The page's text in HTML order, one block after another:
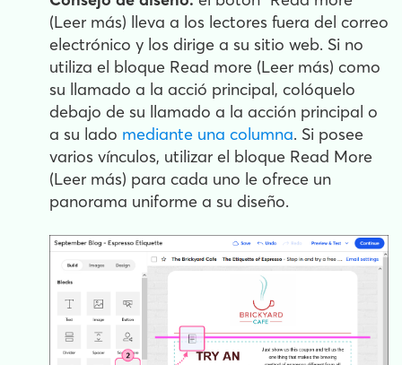
(Leer más) lleva a los lectores fuera del correo
electrónico y los dirige a su sitio web. Si no
utiliza el bloque Read more (Leer más) como
su llamado a la acció principal, colóquelo
debajo de su llamado a la acción principal o
a su lado mediante una columna. Si posee
varios vínculos, utilizar el bloque Read More
(Leer más) para cada uno le ofrece un
panorama uniforme a su diseño.